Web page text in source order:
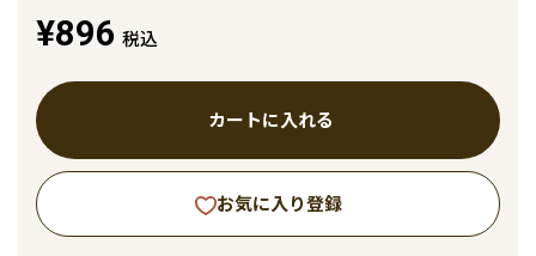
¥896 税込
カートに入れる
お気に入り登録